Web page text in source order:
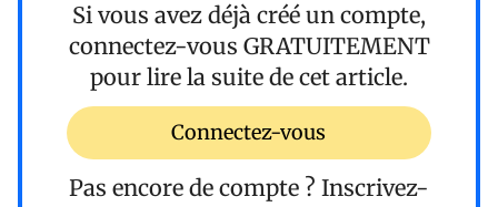
Si vous avez déjà créé un compte,
connectez-vous GRATUITEMENT
pour lire la suite de cet article.
Connectez-vous
Pas encore de compte ? Inscrivez-